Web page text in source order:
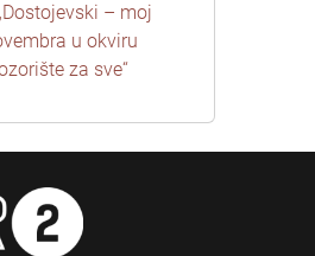
– moj
u okviru
za sve“